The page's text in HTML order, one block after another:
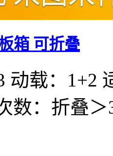
箱 可折叠
动载：
数：折叠＞